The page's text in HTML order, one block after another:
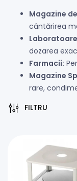
Magazine
cântărirea
dozarea
Farmacii:
Magazine
rare,
FILTRU